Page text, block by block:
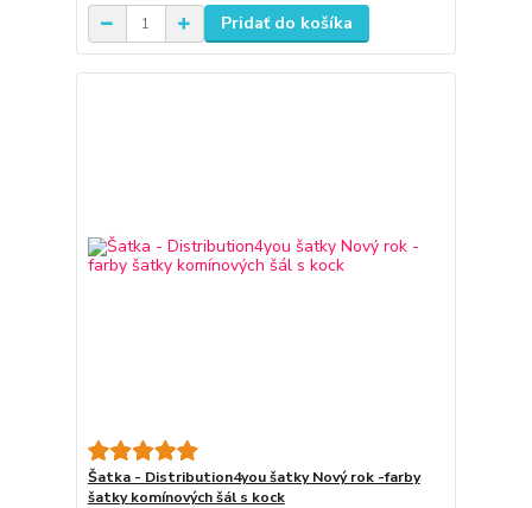
Pridať do košíka
Šatka - Distribution4you šatky Nový rok -farby
šatky komínových šál s kock